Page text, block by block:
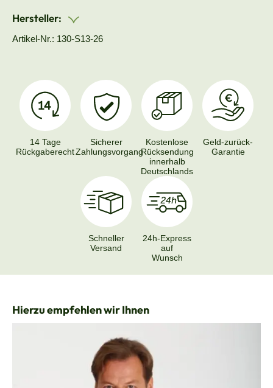
Hersteller:
Artikel-Nr.: 130-S13-26
14 Tage
Rückgaberecht
Sicherer
Zahlungsvorgang
Kostenlose
Rücksendung
innerhalb
Deutschlands
Geld-zurück-
Garantie
Schneller
Versand
24h-Express
auf
Wunsch
Produktgalerie überspringen
Hierzu empfehlen wir Ihnen